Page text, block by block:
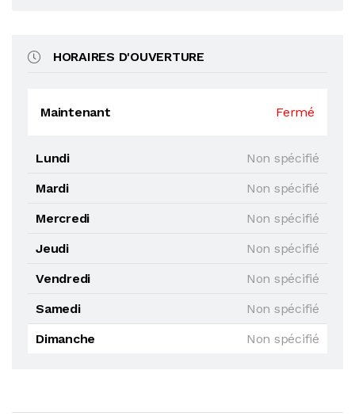
HORAIRES D'OUVERTURE
Maintenant Fermé
Lundi
Non spécifié
Mardi
Non spécifié
Mercredi
Non spécifié
Jeudi
Non spécifié
Vendredi
Non spécifié
Samedi
Non spécifié
Dimanche
Non spécifié